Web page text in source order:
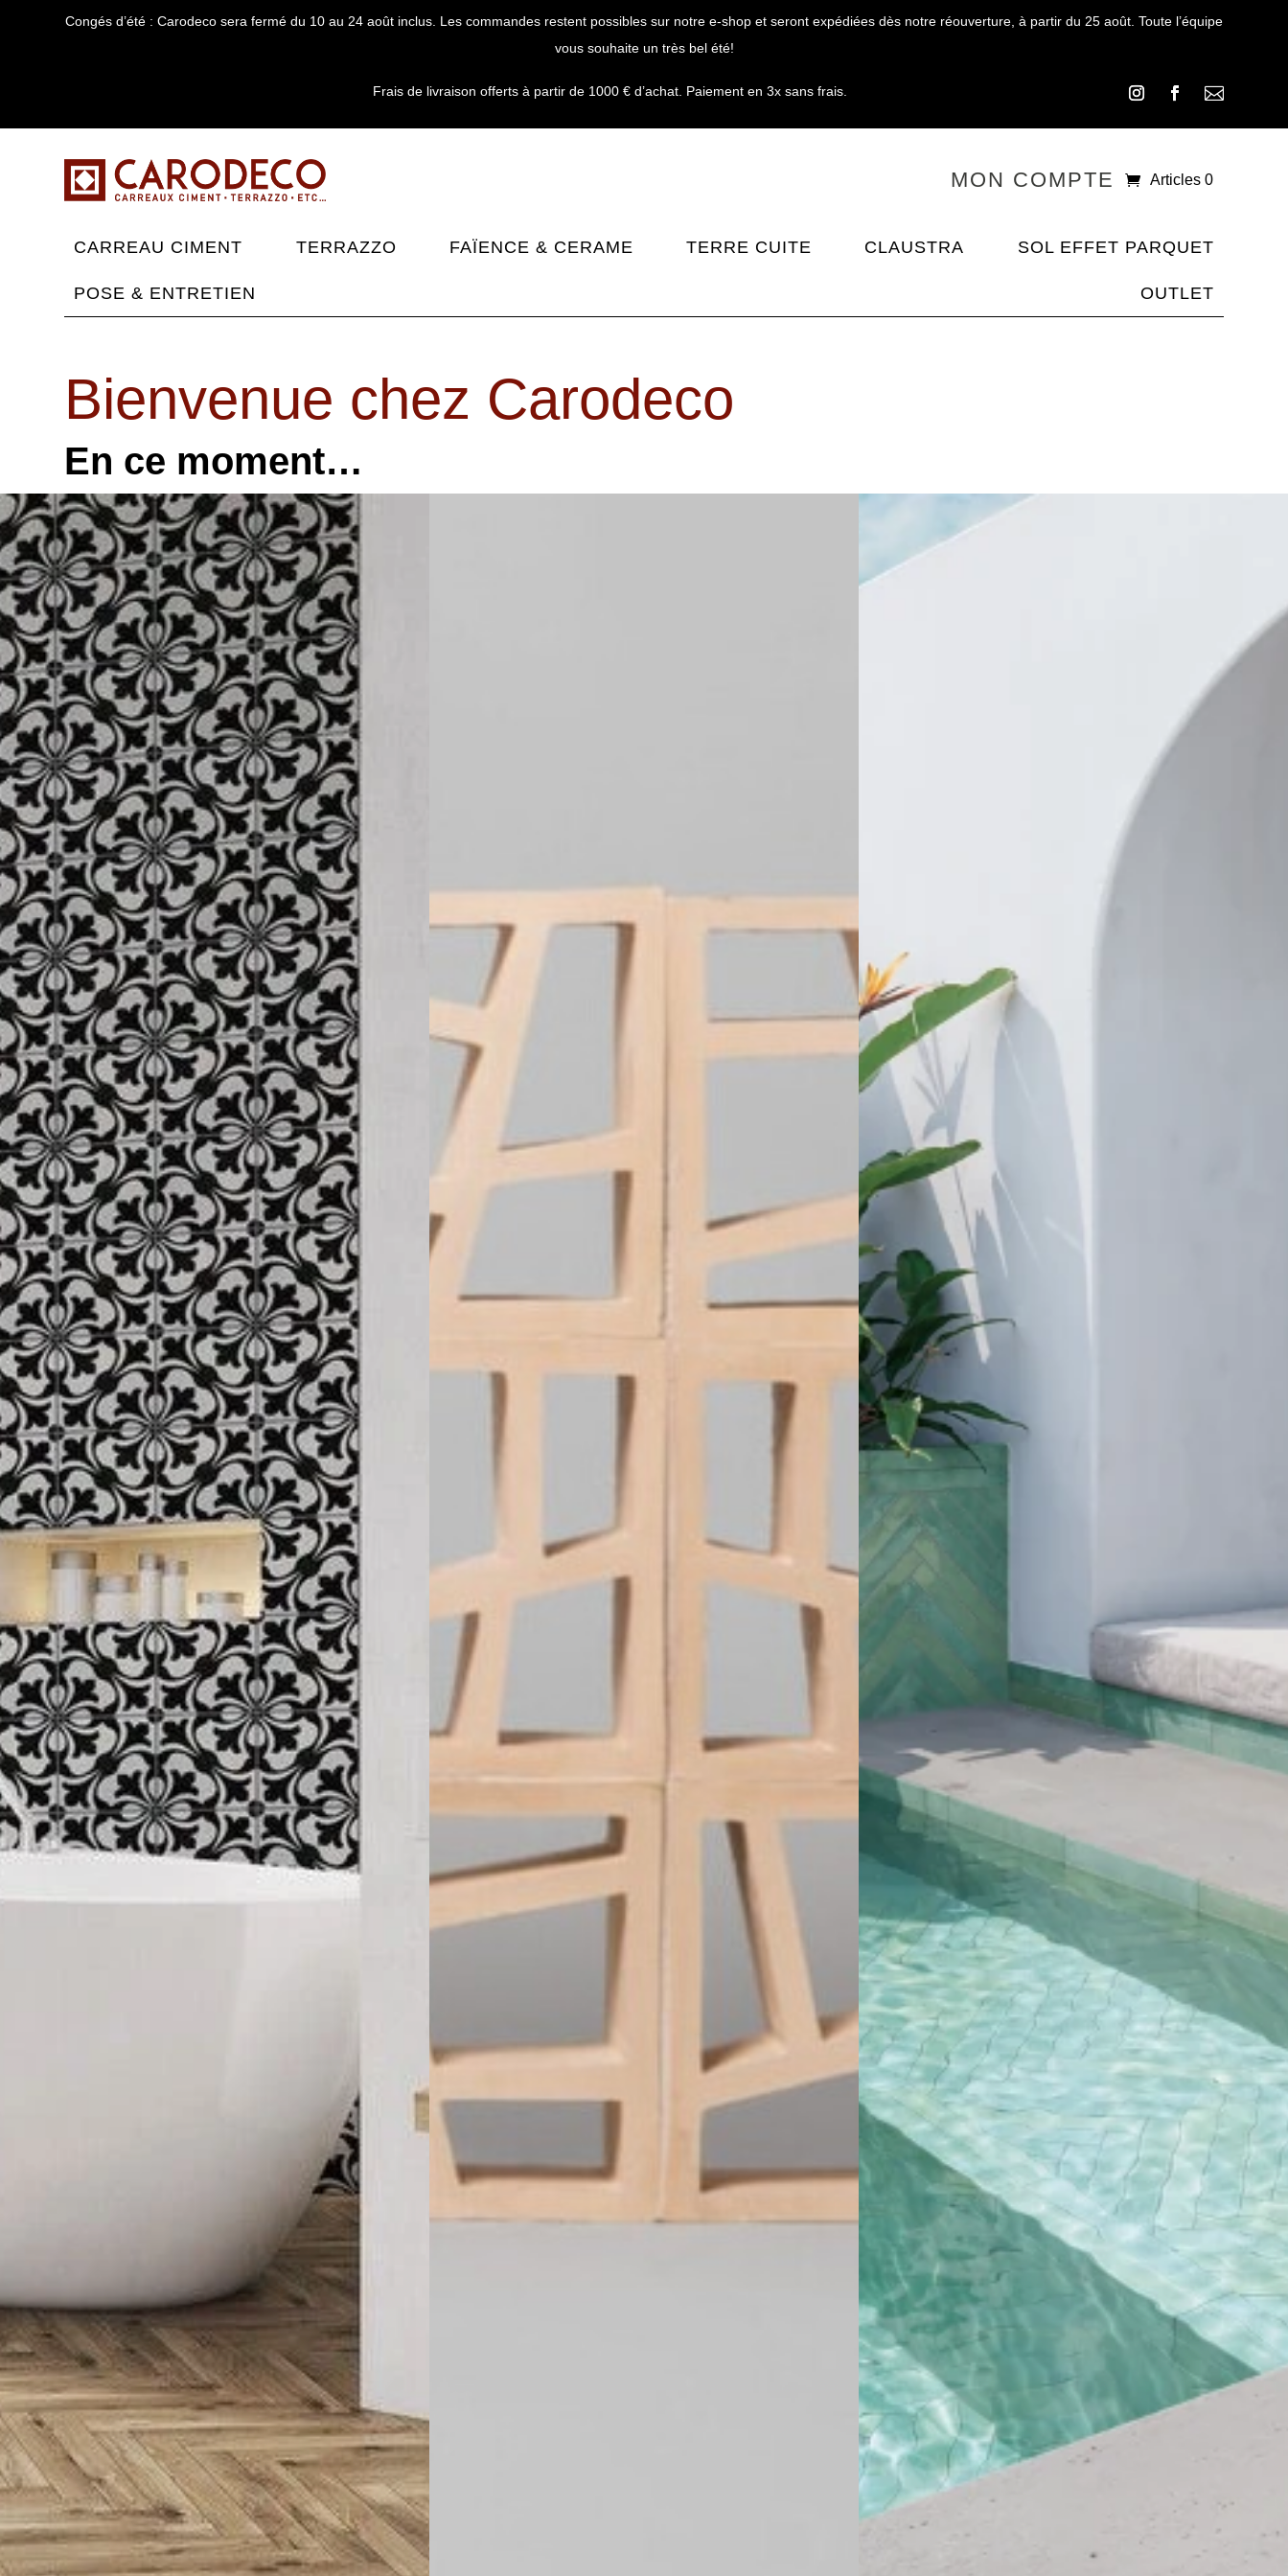
Congés d’été : Carodeco sera fermé du 10 au 24 août inclus. Les commandes restent possibles sur notre e-shop et seront expédiées dès notre réouverture, à partir du 25 août. Toute l’équipe
vous souhaite un très bel été!
Frais de livraison offerts à partir de 1000 € d’achat. Paiement en 3x sans frais. 
MON COMPTE Articles 0
CARREAU CIMENT TERRAZZO FAÏENCE & CERAME TERRE CUITE CLAUSTRA SOL EFFET PARQUET
POSE & ENTRETIEN OUTLET
Bienvenue chez Carodeco
En ce moment…